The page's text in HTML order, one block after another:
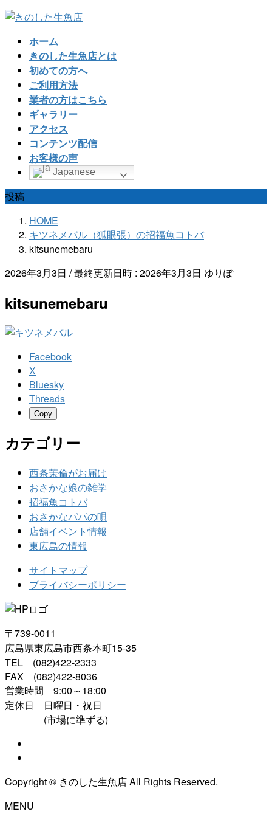
コ
ナ
ホーム
きのした生魚店とは
初めての方へ
ご利用方法
業者の方はこちら
ギャラリー
アクセス
コンテンツ配信
お客様の声
Japanese
投稿
HOME
キツネメバル（狐眼張）の招福魚コトバ
kitsunemebaru
2026年3月3日 / 最終更新日時 : 2026年3月3日 ゆりぽ
kitsunemebaru
Facebook
X
Bluesky
Threads
Copy
カテゴリー
西条茉倫がお届け
おさかな娘の雑学
招福魚コトバ
おさかなパパの唄
店舗イベント情報
東広島の情報
サイトマップ
プライバシーポリシー
〒739-0011
広島県東広島市西条本町15-35
TEL (082)422-2333
FAX (082)422-8036
営業時間 9:00～18:00
定休日 日曜日・祝日
(市場に準ずる)
Copyright © きのした生魚店 All Rights Reserved.
MENU